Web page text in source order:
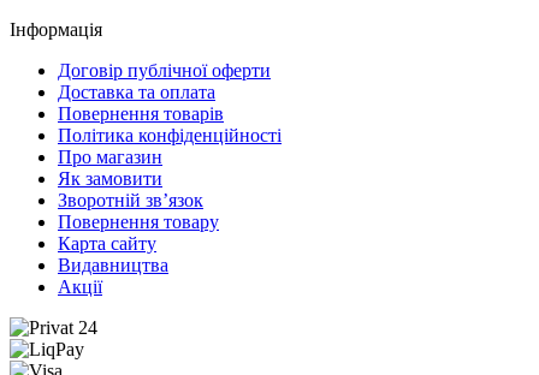
Інформація
Договір публічної оферти
Доставка та оплата
Повернення товарів
Політика конфіденційності
Про магазин
Як замовити
Зворотній зв’язок
Повернення товару
Карта сайту
Видавництва
Акції